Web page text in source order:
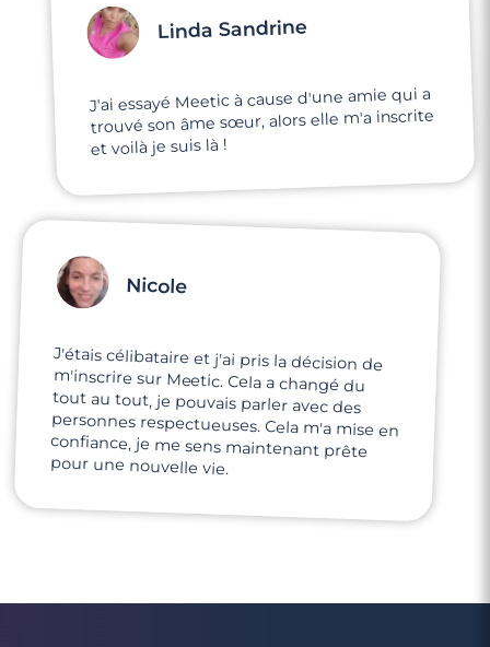
Linda Sandrine
J'ai essayé Meetic à cause d'une amie qui a
trouvé son âme sœur, alors elle m'a inscrite
et voilà je suis là !
Nicole
J'étais célibataire et j'ai pris la décision de
m'inscrire sur Meetic. Cela a changé du
tout au tout, je pouvais parler avec des
personnes respectueuses. Cela m'a mise en
confiance, je me sens maintenant prête
pour une nouvelle vie.